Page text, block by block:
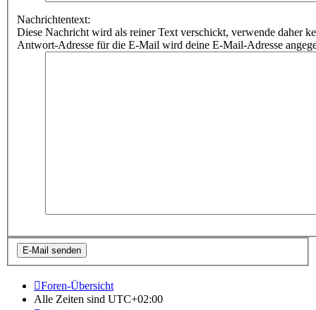
Nachrichtentext:
Diese Nachricht wird als reiner Text verschickt, verwende daher
Antwort-Adresse für die E-Mail wird deine E-Mail-Adresse
Foren-Übersicht
Alle Zeiten sind UTC+02:00